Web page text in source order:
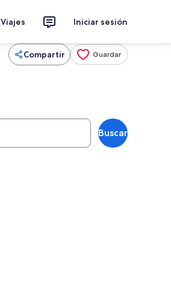
Viajes Iniciar sesión
Compartir Guardar
Buscar